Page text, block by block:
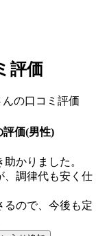
評価
の口コミ評価
評価(男性)
かりました。
、調律代も安く仕
るので、今後も定